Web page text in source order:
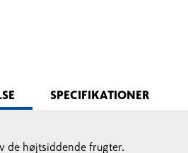
SPECIFIKATIONER
de højtsiddende frugter.